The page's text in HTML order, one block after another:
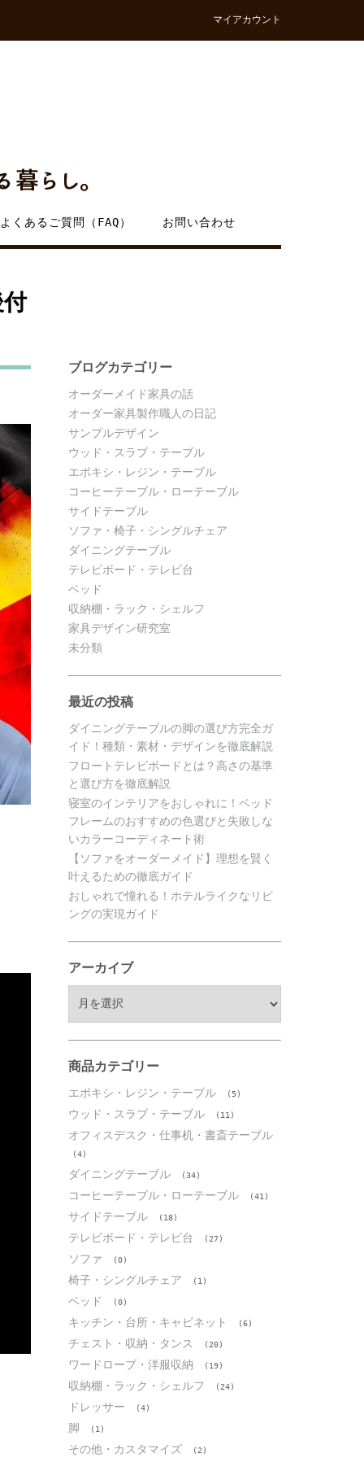
マイアカウント
よくあるご質問（FAQ） お問い合わせ
ブログカテゴリー
オーダーメイド家具の話
オーダー家具製作職人の日記
サンプルデザイン
ウッド・スラブ・テーブル
エポキシ・レジン・テーブル
コーヒーテーブル・ローテーブル
サイドテーブル
ソファ・椅子・シングルチェア
ダイニングテーブル
テレビボード・テレビ台
ベッド
収納棚・ラック・シェルフ
家具デザイン研究室
未分類
最近の投稿
ダイニングテーブルの脚の選び方完全ガ
イド！種類・素材・デザインを徹底解説
フロートテレビボードとは？高さの基準
と選び方を徹底解説
寝室のインテリアをおしゃれに！ベッド
フレームのおすすめの色選びと失敗しな
いカラーコーディネート術
【ソファをオーダーメイド】理想を賢く
叶えるための徹底ガイド
おしゃれで憧れる！ホテルライクなリビ
ングの実現ガイド
アーカイブ
ブ
商品カテゴリー
エポキシ・レジン・テーブル (5)
ウッド・スラブ・テーブル (11)
オフィスデスク・仕事机・書斎テーブル
(4)
ダイニングテーブル (34)
コーヒーテーブル・ローテーブル (41)
サイドテーブル (18)
テレビボード・テレビ台 (27)
ソファ (0)
椅子・シングルチェア (1)
ベッド (0)
キッチン・台所・キャビネット (6)
チェスト・収納・タンス (20)
ワードローブ・洋服収納 (19)
収納棚・ラック・シェルフ (24)
ドレッサー (4)
脚 (1)
その他・カスタマイズ (2)